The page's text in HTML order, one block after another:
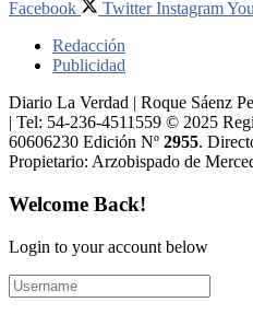
Facebook Twitter Instagram
Redacción
Publicidad
Diario La Verdad | Roque Sáenz
| Tel: 54-236-4511559 © 2025
60606230 Edición Nº 2955.
Propietario:​ Arzobispado de
Welcome Back!
Login to your account below